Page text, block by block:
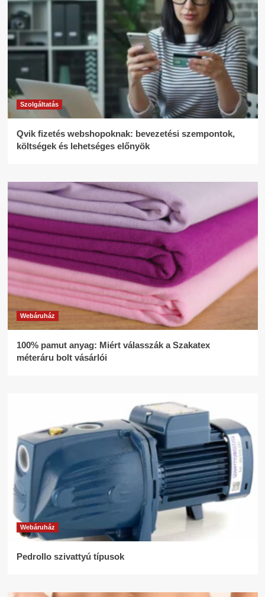
Szolgáltatás
Qvik fizetés webshopoknak: bevezetési szempontok,
költségek és lehetséges előnyök
Webáruház
100% pamut anyag: Miért válasszák a Szakatex
méteráru bolt vásárlói
Webáruház
Pedrollo szivattyú típusok